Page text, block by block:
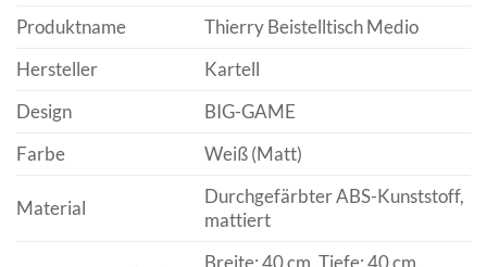
Produktname
Thierry Beistelltisch Medio
Hersteller
Kartell
Design
BIG-GAME
Farbe
Weiß (Matt)
Material
Durchgefärbter ABS-Kunststoff,
mattiert